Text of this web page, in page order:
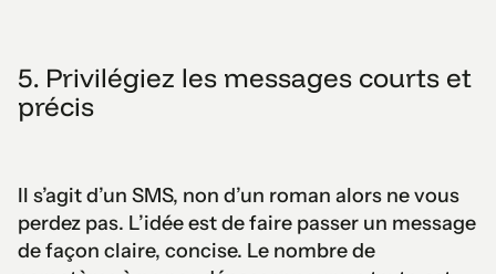
5. Privilégiez les messages courts et
précis
Il s’agit d’un SMS, non d’un roman alors ne vous
perdez pas. L’idée est de faire passer un message
de façon claire, concise. Le nombre de